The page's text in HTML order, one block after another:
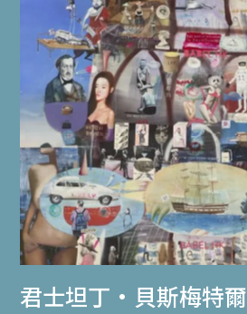
君士坦丁・貝斯梅特爾